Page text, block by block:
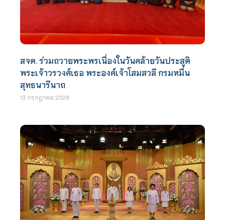
สจด. ร่วมถวายพระพรเนื่องในวันคล้ายวันประสูติ
พระเจ้าวรวงศ์เธอ พระองค์เจ้าโสมสวลี กรมหมื่น
สุทธนารีนาถ
13 กรกฎาคม 2026